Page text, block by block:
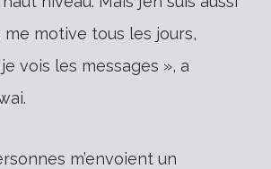
me motive tous les jours,
vois les messages », a
m’envoient un